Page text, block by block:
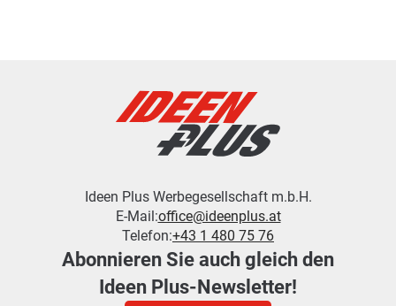
Ideen Plus Werbegesellschaft m.b.H.
E-Mail:office@ideenplus.at
Telefon:+43 1 480 75 76
Abonnieren Sie auch gleich den
Ideen Plus-Newsletter!